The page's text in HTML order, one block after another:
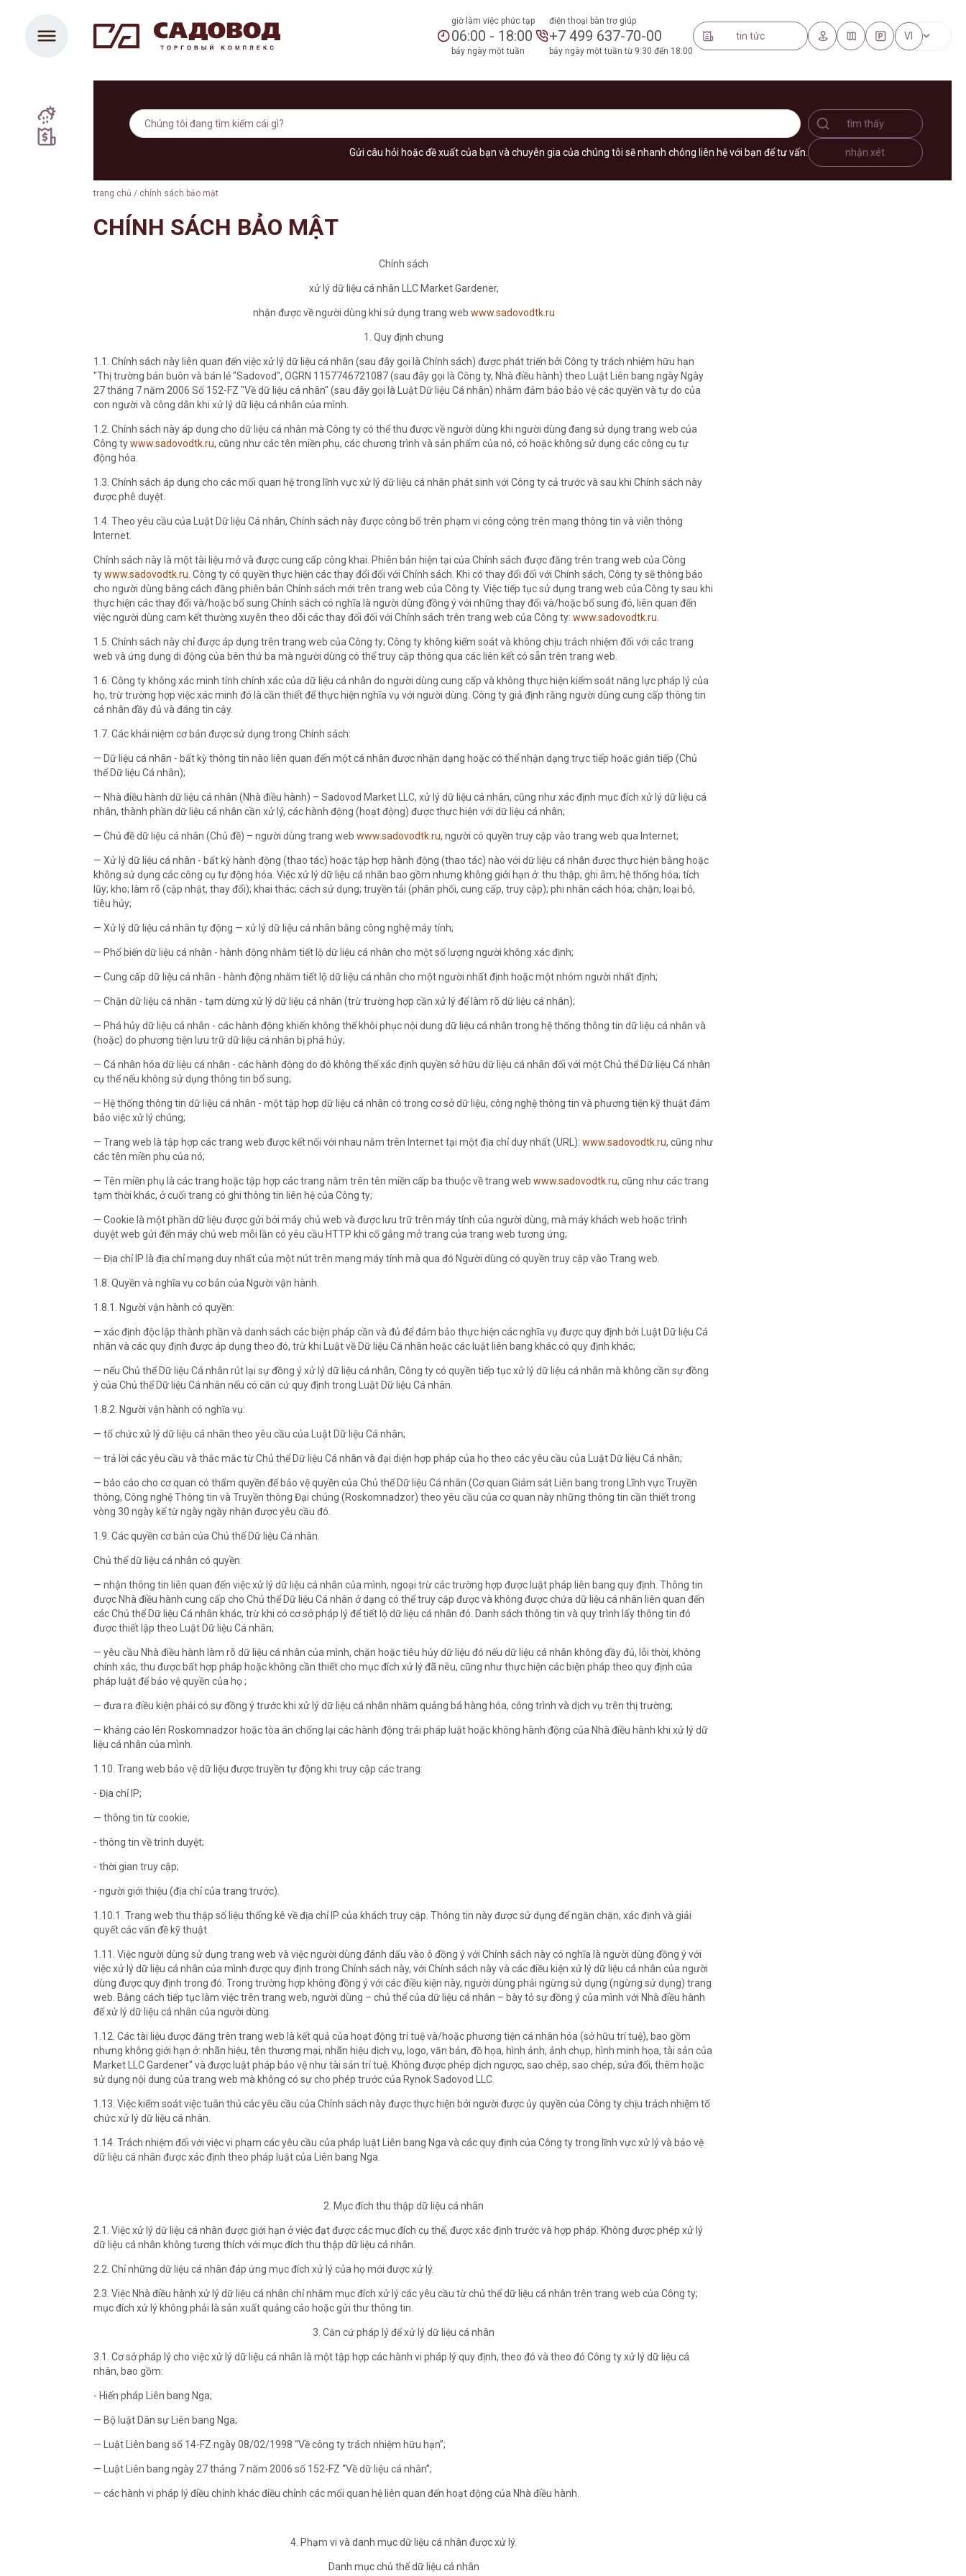
giờ làm việc phức tạp
06:00 - 18:00
bảy ngày một tuần
điện thoại bàn trợ giúp
+7 499 637-70-00
bảy ngày một tuần từ 9:30 đến 18:00
tin tức VI
tìm thấy
Gửi câu hỏi hoặc đề xuất của bạn và chuyên gia của chúng tôi sẽ nhanh chóng liên hệ với bạn để tư vấn. nhận xét
trang chủ / chính sách bảo mật
CHÍNH SÁCH BẢO MẬT
Chính sách
xử lý dữ liệu cá nhân LLC Market Gardener,
nhận được về người dùng khi sử dụng trang web www.sadovodtk.ru
1. Quy định chung
1.1. Chính sách này liên quan đến việc xử lý dữ liệu cá nhân (sau đây gọi là Chính sách) được phát triển bởi Công ty trách nhiệm hữu hạn
"Thị trường bán buôn và bán lẻ "Sadovod", OGRN 1157746721087 (sau đây gọi là Công ty, Nhà điều hành) theo Luật Liên bang ngày Ngày
27 tháng 7 năm 2006 Số 152-FZ "Về dữ liệu cá nhân" (sau đây gọi là Luật Dữ liệu Cá nhân) nhằm đảm bảo bảo vệ các quyền và tự do của
con người và công dân khi xử lý dữ liệu cá nhân của mình.
1.2. Chính sách này áp dụng cho dữ liệu cá nhân mà Công ty có thể thu được về người dùng khi người dùng đang sử dụng trang web của
Công tywww.sadovodtk.ru, cũng như các tên miền phụ, các chương trình và sản phẩm của nó, có hoặc không sử dụng các công cụ tự
động hóa.
1.3. Chính sách áp dụng cho các mối quan hệ trong lĩnh vực xử lý dữ liệu cá nhân phát sinh với Công ty cả trước và sau khi Chính sách này
được phê duyệt.
1.4. Theo yêu cầu của Luật Dữ liệu Cá nhân, Chính sách này được công bố trên phạm vi công cộng trên mạng thông tin và viễn thông
Internet.
Chính sách này là một tài liệu mở và được cung cấp công khai. Phiên bản hiện tại của Chính sách được đăng trên trang web của Công
tywww.sadovodtk.ru . Công ty có quyền thực hiện các thay đổi đối với Chính sách. Khi có thay đổi đối với Chính sách, Công ty sẽ thông báo
cho người dùng bằng cách đăng phiên bản Chính sách mới trên trang web của Công ty. Việc tiếp tục sử dụng trang web của Công ty sau khi
thực hiện các thay đổi và/hoặc bổ sung Chính sách có nghĩa là người dùng đồng ý với những thay đổi và/hoặc bổ sung đó, liên quan đến
việc người dùng cam kết thường xuyên theo dõi các thay đổi đối với Chính sách trên trang web của Công ty:www.sadovodtk.ru
1.5. Chính sách này chỉ được áp dụng trên trang web của Công ty; Công ty không kiểm soát và không chịu trách nhiệm đối với các trang
web và ứng dụng di động của bên thứ ba mà người dùng có thể truy cập thông qua các liên kết có sẵn trên trang web.
1.6. Công ty không xác minh tính chính xác của dữ liệu cá nhân do người dùng cung cấp và không thực hiện kiểm soát năng lực pháp lý của
họ, trừ trường hợp việc xác minh đó là cần thiết để thực hiện nghĩa vụ với người dùng. Công ty giả định rằng người dùng cung cấp thông tin
cá nhân đầy đủ và đáng tin cậy.
1.7. Các khái niệm cơ bản được sử dụng trong Chính sách:
— Dữ liệu cá nhân - bất kỳ thông tin nào liên quan đến một cá nhân được nhận dạng hoặc có thể nhận dạng trực tiếp hoặc gián tiếp (Chủ
thể Dữ liệu Cá nhân);
— Nhà điều hành dữ liệu cá nhân (Nhà điều hành) – Sadovod Market LLC, xử lý dữ liệu cá nhân, cũng như xác định mục đích xử lý dữ liệu cá
nhân, thành phần dữ liệu cá nhân cần xử lý, các hành động (hoạt động) được thực hiện với dữ liệu cá nhân;
— Chủ đề dữ liệu cá nhân (Chủ đề) – người dùng trang webwww.sadovodtk.ru, người có quyền truy cập vào trang web qua Internet;
— Xử lý dữ liệu cá nhân - bất kỳ hành động (thao tác) hoặc tập hợp hành động (thao tác) nào với dữ liệu cá nhân được thực hiện bằng hoặc
không sử dụng các công cụ tự động hóa. Việc xử lý dữ liệu cá nhân bao gồm nhưng không giới hạn ở: thu thập; ghi âm; hệ thống hóa; tích
lũy; kho; làm rõ (cập nhật, thay đổi); khai thác; cách sử dụng; truyền tải (phân phối, cung cấp, truy cập); phi nhân cách hóa; chặn; loại bỏ,
tiêu hủy;
— Xử lý dữ liệu cá nhân tự động — xử lý dữ liệu cá nhân bằng công nghệ máy tính;
— Phổ biến dữ liệu cá nhân - hành động nhằm tiết lộ dữ liệu cá nhân cho một số lượng người không xác định;
— Cung cấp dữ liệu cá nhân - hành động nhằm tiết lộ dữ liệu cá nhân cho một người nhất định hoặc một nhóm người nhất định;
— Chặn dữ liệu cá nhân - tạm dừng xử lý dữ liệu cá nhân (trừ trường hợp cần xử lý để làm rõ dữ liệu cá nhân);
— Phá hủy dữ liệu cá nhân - các hành động khiến không thể khôi phục nội dung dữ liệu cá nhân trong hệ thống thông tin dữ liệu cá nhân và
(hoặc) do phương tiện lưu trữ dữ liệu cá nhân bị phá hủy;
— Cá nhân hóa dữ liệu cá nhân - các hành động do đó không thể xác định quyền sở hữu dữ liệu cá nhân đối với một Chủ thể Dữ liệu Cá nhân
cụ thể nếu không sử dụng thông tin bổ sung;
— Hệ thống thông tin dữ liệu cá nhân - một tập hợp dữ liệu cá nhân có trong cơ sở dữ liệu, công nghệ thông tin và phương tiện kỹ thuật đảm
bảo việc xử lý chúng;
— Trang web là tập hợp các trang web được kết nối với nhau nằm trên Internet tại một địa chỉ duy nhất (URL):www.sadovodtk.ru, cũng như
các tên miền phụ của nó;
— Tên miền phụ là các trang hoặc tập hợp các trang nằm trên tên miền cấp ba thuộc về trang webwww.sadovodtk.ru, cũng như các trang
tạm thời khác, ở cuối trang có ghi thông tin liên hệ của Công ty;
— Cookie là một phần dữ liệu được gửi bởi máy chủ web và được lưu trữ trên máy tính của người dùng, mà máy khách web hoặc trình
duyệt web gửi đến máy chủ web mỗi lần có yêu cầu HTTP khi cố gắng mở trang của trang web tương ứng;
— Địa chỉ IP là địa chỉ mạng duy nhất của một nút trên mạng máy tính mà qua đó Người dùng có quyền truy cập vào Trang web.
1.8. Quyền và nghĩa vụ cơ bản của Người vận hành.
1.8.1. Người vận hành có quyền:
— xác định độc lập thành phần và danh sách các biện pháp cần và đủ để đảm bảo thực hiện các nghĩa vụ được quy định bởi Luật Dữ liệu Cá
nhân và các quy định được áp dụng theo đó, trừ khi Luật về Dữ liệu Cá nhân hoặc các luật liên bang khác có quy định khác;
— nếu Chủ thể Dữ liệu Cá nhân rút lại sự đồng ý xử lý dữ liệu cá nhân, Công ty có quyền tiếp tục xử lý dữ liệu cá nhân mà không cần sự đồng
ý của Chủ thể Dữ liệu Cá nhân nếu có căn cứ quy định trong Luật Dữ liệu Cá nhân.
1.8.2. Người vận hành có nghĩa vụ:
— tổ chức xử lý dữ liệu cá nhân theo yêu cầu của Luật Dữ liệu Cá nhân;
— trả lời các yêu cầu và thắc mắc từ Chủ thể Dữ liệu Cá nhân và đại diện hợp pháp của họ theo các yêu cầu của Luật Dữ liệu Cá nhân;
— báo cáo cho cơ quan có thẩm quyền để bảo vệ quyền của Chủ thể Dữ liệu Cá nhân (Cơ quan Giám sát Liên bang trong Lĩnh vực Truyền
thông, Công nghệ Thông tin và Truyền thông Đại chúng (Roskomnadzor) theo yêu cầu của cơ quan này những thông tin cần thiết trong
vòng 30 ngày kể từ ngày ngày nhận được yêu cầu đó.
1.9. Các quyền cơ bản của Chủ thể Dữ liệu Cá nhân.
Chủ thể dữ liệu cá nhân có quyền:
— nhận thông tin liên quan đến việc xử lý dữ liệu cá nhân của mình, ngoại trừ các trường hợp được luật pháp liên bang quy định. Thông tin
được Nhà điều hành cung cấp cho Chủ thể Dữ liệu Cá nhân ở dạng có thể truy cập được và không được chứa dữ liệu cá nhân liên quan đến
các Chủ thể Dữ liệu Cá nhân khác, trừ khi có cơ sở pháp lý để tiết lộ dữ liệu cá nhân đó. Danh sách thông tin và quy trình lấy thông tin đó
được thiết lập theo Luật Dữ liệu Cá nhân;
— yêu cầu Nhà điều hành làm rõ dữ liệu cá nhân của mình, chặn hoặc tiêu hủy dữ liệu đó nếu dữ liệu cá nhân không đầy đủ, lỗi thời, không
chính xác, thu được bất hợp pháp hoặc không cần thiết cho mục đích xử lý đã nêu, cũng như thực hiện các biện pháp theo quy định của
pháp luật để bảo vệ quyền của họ ;
— đưa ra điều kiện phải có sự đồng ý trước khi xử lý dữ liệu cá nhân nhằm quảng bá hàng hóa, công trình và dịch vụ trên thị trường;
— kháng cáo lên Roskomnadzor hoặc tòa án chống lại các hành động trái pháp luật hoặc không hành động của Nhà điều hành khi xử lý dữ
liệu cá nhân của mình.
1.10. Trang web bảo vệ dữ liệu được truyền tự động khi truy cập các trang:
- Địa chỉ IP;
— thông tin từ cookie;
- thông tin về trình duyệt;
- thời gian truy cập;
- người giới thiệu (địa chỉ của trang trước).
1.10.1. Trang web thu thập số liệu thống kê về địa chỉ IP của khách truy cập. Thông tin này được sử dụng để ngăn chặn, xác định và giải
quyết các vấn đề kỹ thuật.
1.11. Việc người dùng sử dụng trang web và việc người dùng đánh dấu vào ô đồng ý với Chính sách này có nghĩa là người dùng đồng ý với
việc xử lý dữ liệu cá nhân của mình được quy định trong Chính sách này, với Chính sách này và các điều kiện xử lý dữ liệu cá nhân của người
dùng được quy định trong đó. Trong trường hợp không đồng ý với các điều kiện này, người dùng phải ngừng sử dụng (ngừng sử dụng) trang
web. Bằng cách tiếp tục làm việc trên trang web, người dùng – chủ thể của dữ liệu cá nhân – bày tỏ sự đồng ý của mình với Nhà điều hành
để xử lý dữ liệu cá nhân của người dùng.
1.12. Các tài liệu được đăng trên trang web là kết quả của hoạt động trí tuệ và/hoặc phương tiện cá nhân hóa (sở hữu trí tuệ), bao gồm
nhưng không giới hạn ở: nhãn hiệu, tên thương mại, nhãn hiệu dịch vụ, logo, văn bản, đồ họa, hình ảnh, ảnh chụp, hình minh họa, tài sản của
Market LLC Gardener" và được luật pháp bảo vệ như tài sản trí tuệ. Không được phép dịch ngược, sao chép, sao chép, sửa đổi, thêm hoặc
sử dụng nội dung của trang web mà không có sự cho phép trước của Rynok Sadovod LLC.
1.13. Việc kiểm soát việc tuân thủ các yêu cầu của Chính sách này được thực hiện bởi người được ủy quyền của Công ty chịu trách nhiệm tổ
chức xử lý dữ liệu cá nhân.
1.14. Trách nhiệm đối với việc vi phạm các yêu cầu của pháp luật Liên bang Nga và các quy định của Công ty trong lĩnh vực xử lý và bảo vệ
dữ liệu cá nhân được xác định theo pháp luật của Liên bang Nga.
2. Mục đích thu thập dữ liệu cá nhân
2.1. Việc xử lý dữ liệu cá nhân được giới hạn ở việc đạt được các mục đích cụ thể, được xác định trước và hợp pháp. Không được phép xử lý
dữ liệu cá nhân không tương thích với mục đích thu thập dữ liệu cá nhân.
2.2. Chỉ những dữ liệu cá nhân đáp ứng mục đích xử lý của họ mới được xử lý.
2.3. Việc Nhà điều hành xử lý dữ liệu cá nhân chỉ nhằm mục đích xử lý các yêu cầu từ chủ thể dữ liệu cá nhân trên trang web của Công ty;
mục đích xử lý không phải là sản xuất quảng cáo hoặc gửi thư thông tin.
3. Căn cứ pháp lý để xử lý dữ liệu cá nhân
3.1. Cơ sở pháp lý cho việc xử lý dữ liệu cá nhân là một tập hợp các hành vi pháp lý quy định, theo đó và theo đó Công ty xử lý dữ liệu cá
nhân, bao gồm:
- Hiến pháp Liên bang Nga;
— Bộ luật Dân sự Liên bang Nga;
— Luật Liên bang số 14-FZ ngày 08/02/1998 “Về công ty trách nhiệm hữu hạn”;
— Luật Liên bang ngày 27 tháng 7 năm 2006 số 152-FZ “Về dữ liệu cá nhân”;
— các hành vi pháp lý điều chỉnh khác điều chỉnh các mối quan hệ liên quan đến hoạt động của Nhà điều hành.
4. Phạm vi và danh mục dữ liệu cá nhân được xử lý.
Danh mục chủ thể dữ liệu cá nhân